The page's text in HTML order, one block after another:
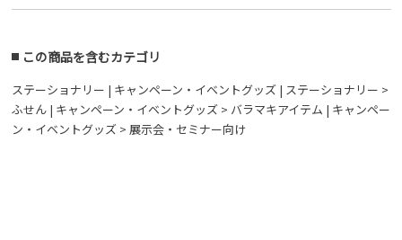
この商品を含むカテゴリ
ステーショナリー | キャンペーン・イベントグッズ| ステーショナリー >
ふせん| キャンペーン・イベントグッズ > バラマキアイテム | キャンペー
ン・イベントグッズ > 展示会・セミナー向け